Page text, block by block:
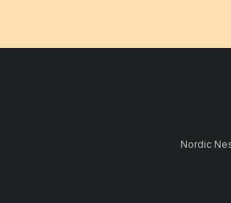
Nordic